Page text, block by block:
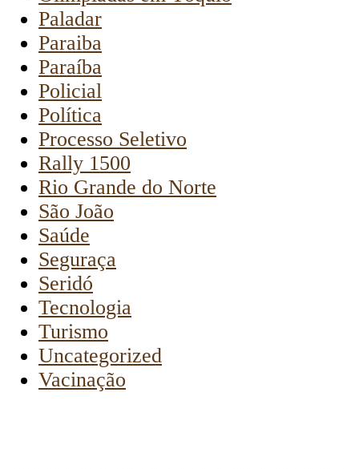
Paladar
Paraiba
Paraíba
Policial
Política
Processo Seletivo
Rally 1500
Rio Grande do Norte
São João
Saúde
Seguraça
Seridó
Tecnologia
Turismo
Uncategorized
Vacinação